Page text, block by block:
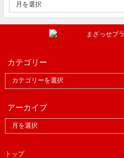
カテゴリー
アーカイブ
トップ